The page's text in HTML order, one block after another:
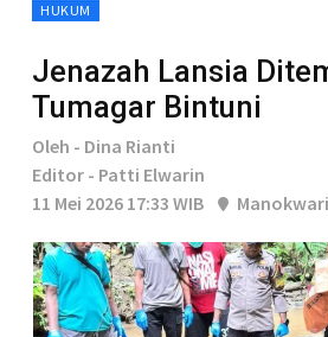
HUKUM
Jenazah Lansia
Tumagar Bintuni
Oleh - Dina Rianti
Editor - Patti Elwarin
11 Mei 2026 17:33 WIB
Manokwari